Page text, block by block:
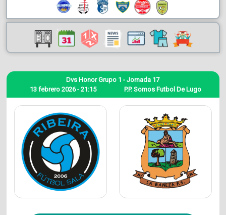
13 febrero 2026 - 21:15
Dvs Honor Grupo 1 - Jornada 17
P.P. Somos Futbol De Lugo